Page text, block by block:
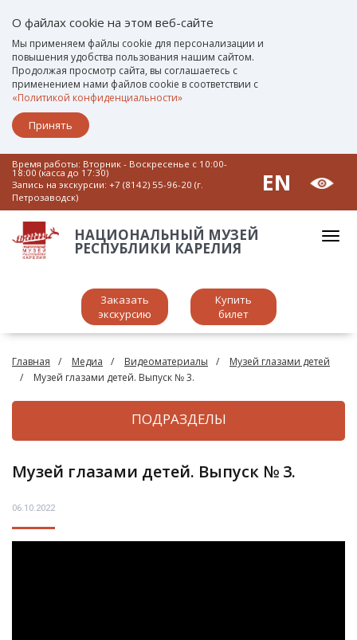
О файлах cookie на этом веб-сайте
Мы применяем файлы cookie для персонализации и
повышения удобства пользования нашим сайтом.
Продолжая просмотр сайта, вы соглашаетесь с
применением нами файлов cookie в соответствии с
«Политикой конфиденциальности»
Принять
Время работы: Вторник - Воскресенье c 10:00-
18:00 (касса до 17:30)
Запись на экскурсии: +7 (8142) 55-96-20 (г.
Петрозаводск)
EN
НАЦИОНАЛЬНЫЙ МУЗЕЙ
РЕСПУБЛИКИ КАРЕЛИЯ
Заказать
экскурсию
Купить
билет
Главная Медиа Видеоматериалы
Музей глазами детей
Музей глазами детей. Выпуск № 3.
ПОДРАЗДЕЛЫ
Музей глазами детей. Выпуск № 3.
06.10.2022